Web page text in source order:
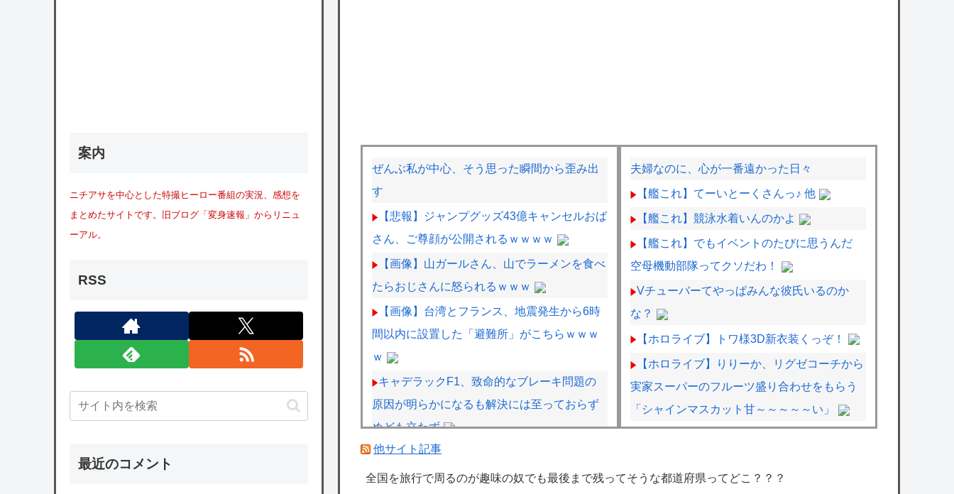
ぜんぶ私が中心、そう思った瞬間から歪み出
す
【悲報】ジャンプグッズ43億キャンセルおば
さん、ご尊顔が公開されるｗｗｗｗ
【画像】山ガールさん、山でラーメンを食べ
たらおじさんに怒られるｗｗｗ
【画像】台湾とフランス、地震発生から6時
間以内に設置した「避難所」がこちらｗｗｗ
ｗ
キャデラックF1、致命的なブレーキ問題の
原因が明らかになるも解決には至っておらず
めども立たず
トッモ「バイク買ったわ！見てやこれ！」ワ
イ「これスクーターじゃん…」
夫婦なのに、心が一番遠かった日々
【艦これ】てーいとーくさんっ♪ 他
【艦これ】競泳水着いんのかよ
【艦これ】でもイベントのたびに思うんだ
空母機動部隊ってクソだわ！
Vチューバーてやっぱみんな彼氏いるのか
な？
【ホロライブ】トワ様3D新衣装くっぞ！
【ホロライブ】りりーか、リグゼコーチから
実家スーパーのフルーツ盛り合わせをもらう
「シャインマスカット甘～～～～～い」
【デレマス】響子「あげて・もらって」
他サイト記事
全国を旅行で周るのが趣味の奴でも最後まで残ってそうな都道府県ってどこ？？？
案内
ニチアサを中心とした特撮ヒーロー番組の実況、感想を
まとめたサイトです。旧ブログ「変身速報」からリニュ
ーアル。
RSS
最近のコメント